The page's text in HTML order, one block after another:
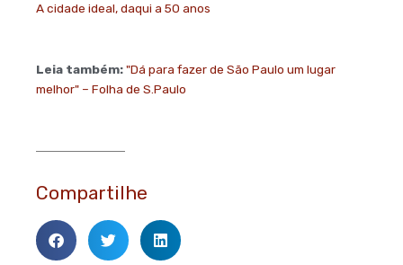
A cidade ideal, daqui a 50 anos
Leia também:"Dá para fazer de São Paulo um lugar
melhor" – Folha de S.Paulo
Compartilhe